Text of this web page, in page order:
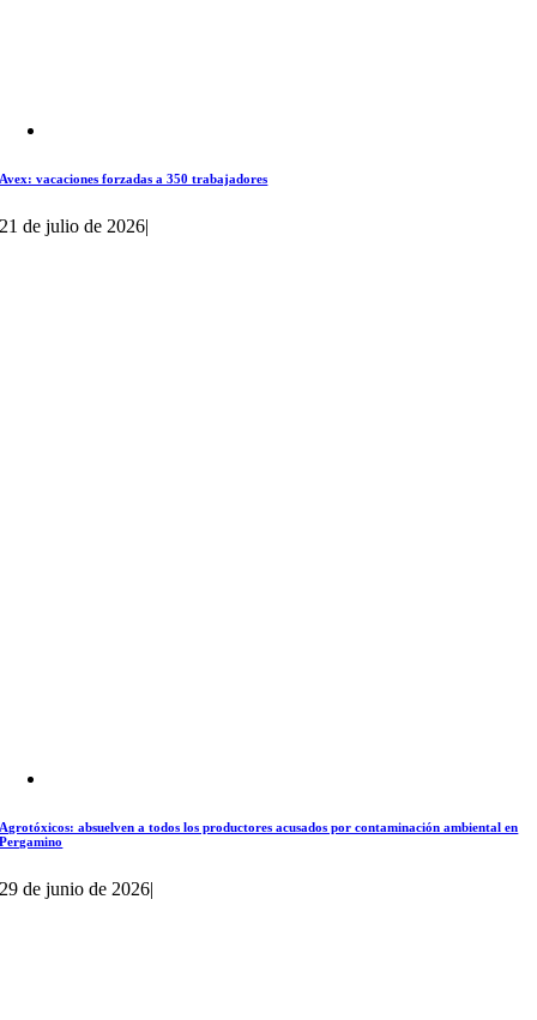
Avex: vacaciones forzadas a 350 trabajadores
21 de julio de 2026|
Agrotóxicos: absuelven a todos los productores acusados por contaminación ambiental en
Pergamino
29 de junio de 2026|